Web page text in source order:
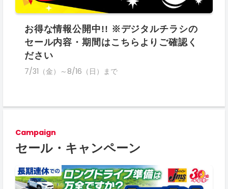
お得な情報公開中!! ※デジタルチラシの
セール内容・期間はこちらよりご確認く
ださい
7/31（金）～8/16（日）まで
Campaign
セール・キャンペーン